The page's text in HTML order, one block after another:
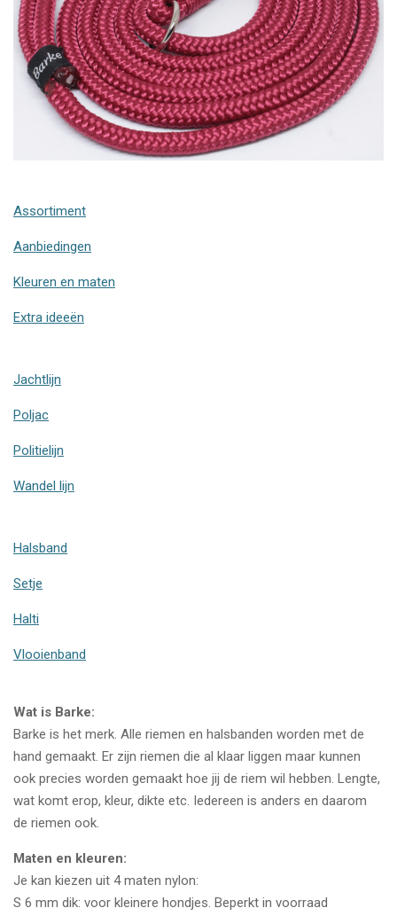
Assortiment
Aanbiedingen
Kleuren en maten
Extra ideeën
Jachtlijn
Poljac
Politielijn
Wandel lijn
Halsband
Setje
Halti
Vlooienband
Wat is Barke:
Barke is het merk. Alle riemen en halsbanden worden met de
hand gemaakt. Er zijn riemen die al klaar liggen maar kunnen
ook precies worden gemaakt hoe jij de riem wil hebben. Lengte,
wat komt erop, kleur, dikte etc. Iedereen is anders en daarom
de riemen ook.
Maten en kleuren:
Je kan kiezen uit 4 maten nylon:
S 6 mm dik: voor kleinere hondjes. Beperkt in voorraad